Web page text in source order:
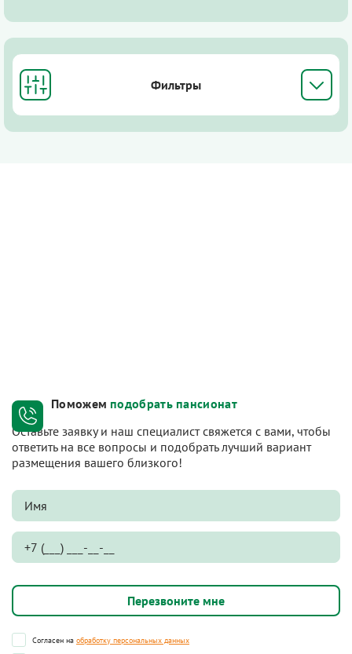
Фильтры
Поможем подобрать пансионат
Оставьте заявку и наш специалист свяжется с вами, чтобы
ответить на все вопросы и подобрать лучший вариант
размещения вашего близкого!
Согласен на обработку персональных данных